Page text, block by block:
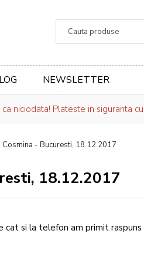
NEWSLETTER
niciodata! Plateste in siguranta cu
Cosmina - Bucuresti, 18.12.2017
18.12.2017
si la telefon am primit raspuns